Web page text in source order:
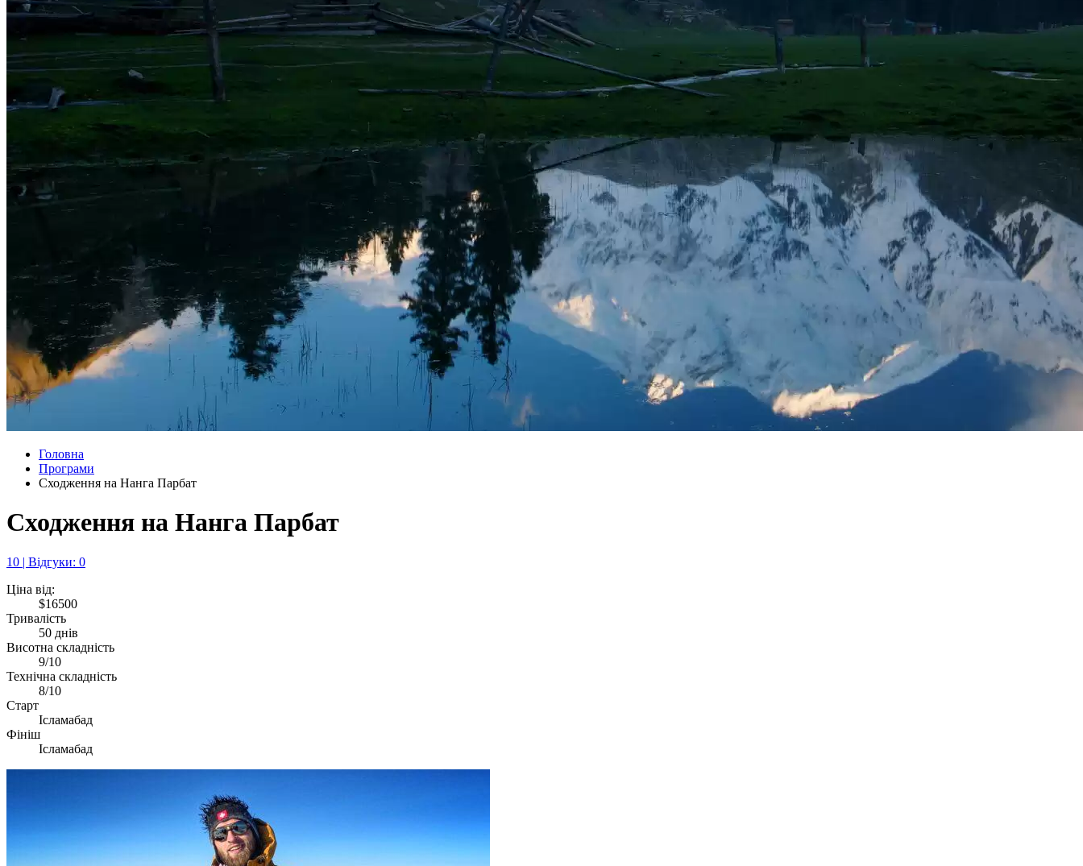
Головна
Програми
Сходження на Нанга Парбат
Сходження на Нанга Парбат
10 | Відгуки: 0
Ціна від:
$16500
Тривалість
50 днів
Висотна складність
9/10
Технічна складність
8/10
Старт
Ісламабад
Фініш
Ісламабад